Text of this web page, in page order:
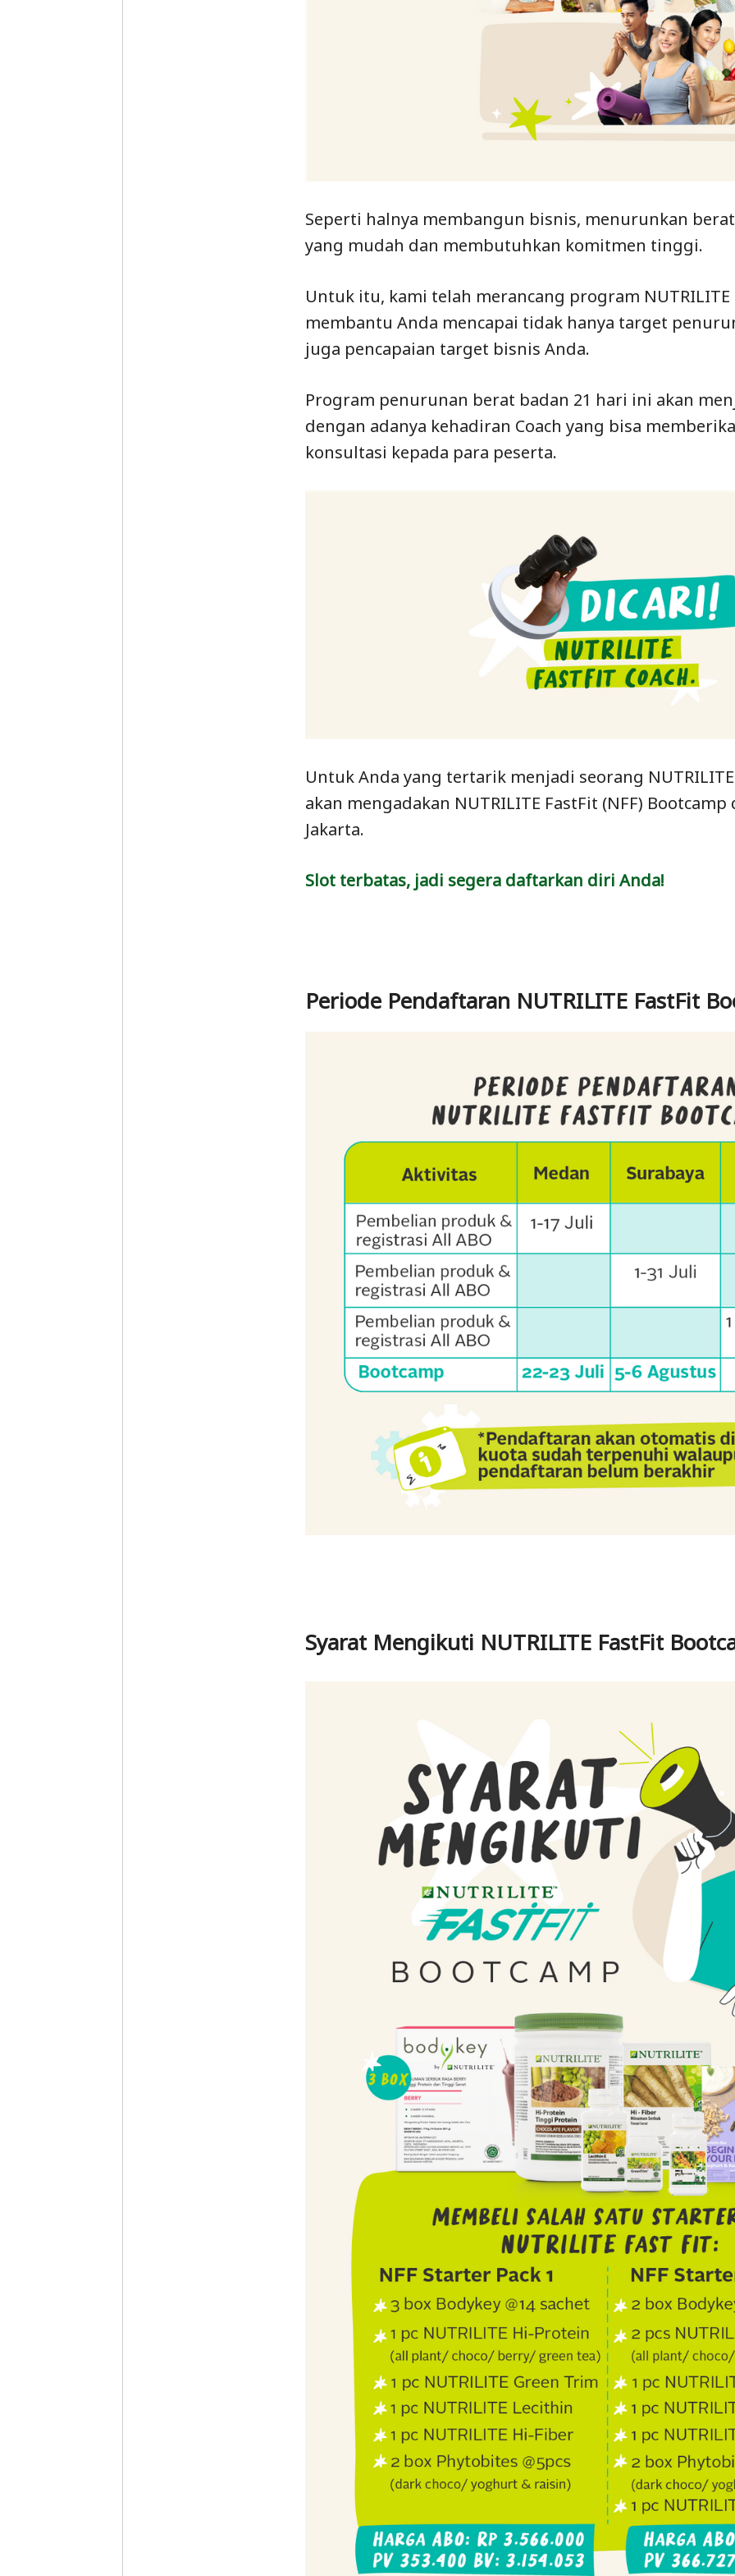
Seperti halnya membangun bisnis, menurunkan
yang mudah dan membutuhkan komitmen tinggi.
Untuk itu, kami telah merancang program NUTRILITE
membantu Anda mencapai tidak hanya target
juga pencapaian target bisnis Anda.
Program penurunan berat badan 21 hari ini akan
dengan adanya kehadiran Coach yang bisa
konsultasi kepada para peserta.
Untuk Anda yang tertarik menjadi seorang
akan mengadakan NUTRILITE FastFit (NFF)
Jakarta.
Slot terbatas, jadi segera daftarkan diri Anda!
Periode Pendaftaran NUTRILITE FastFit
Syarat Mengikuti NUTRILITE FastFit